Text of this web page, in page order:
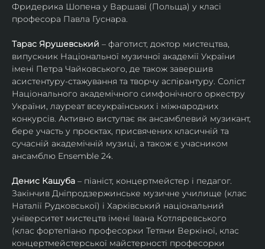
Фридерика Шопена у Варшаві (Польща) у класі
професора Павла Гуснара.
Тарас Ярушевський – фаготист, доктор мистецтва,
випускник Національної музичної академії України
імені Петра Чайковського, де також завершив
асистентуру-стажування та творчу аспірантуру. Соліст
Національного академічного симфонічного оркестру
України, лауреат всеукраїнських і міжнародних
конкурсів. Активно виступає як ансамблевий музикант,
бере участь у проєктах, присвячених класичній та
сучасній академічній музиці, а також є учасником
ансамблю Ensemble 24.
Денис Кашуба – піаніст, концертмейстер і педагог.
Закінчив Дніпродзержинське музичне училище (клас
Наталії Рудковської) і Харківський національний
університет мистецтв імені Івана Котляревського
(клас фортепіано професорки Тетяни Веркіної, клас
концертмейстерської майстерності професорки